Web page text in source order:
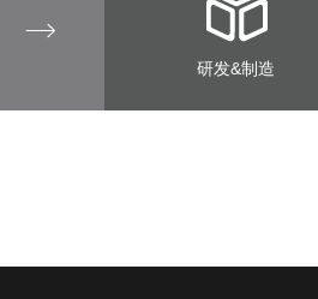
研发&制造